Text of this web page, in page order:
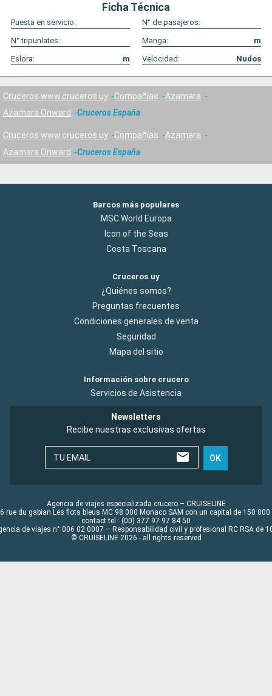
Ficha Técnica
Puesta en servicio:
N° de pasajeros:
N° tripunlates:
Manga:
m
Eslora:
m Velocidad: Nudos
Cruceros www.cruceros.uy Compañías
Azamara
Azamara Onward
Cruceros España
Cruceros www.cruceros.uy Compañías
Azamara
Azamara Onward
Cruceros España
Barcos más populares
MSC World Europa
Icon of the Seas
Costa Toscana
Cruceros.uy
¿Quiénes somos?
Preguntas frecuentes
Condiciones generales de venta
Seguridad
Mapa del sitio
Información sobre crucero
Servicios de Asistencia
Newsletters
Recibe nuestras exclusivas ofertas
TU EMAIL OK
Agencia de viajes especializada crucero – CRUISELINE
rue du gabian Les flots bleus MC 98 000 Monaco SAM con un capital de 150 000
contact tel : (00) 377 97 97 84 50
de viajes n° 006 02 0007 – Responsabilidad civil y profesional RC RSA de
© CRUISELINE 2026 - all rights reserved